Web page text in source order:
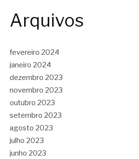
Arquivos
fevereiro 2024
janeiro 2024
dezembro 2023
novembro 2023
outubro 2023
setembro 2023
agosto 2023
julho 2023
junho 2023